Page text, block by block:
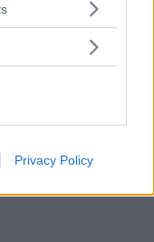
or more Google
You may click to
in below Google
Privacy Policy
di luglio
pulmino
a tutti i
proposte che
delle stelle,